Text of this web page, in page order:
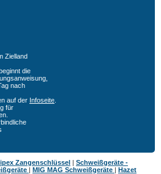
Zielland
die
nach
auf der Infoseite
für
Zangenschlüssel | Schweißgeräte -
| MIG MAG Schweißgeräte | Hazet